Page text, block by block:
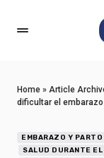
Home » Article
dificultar el embarazo
EMBARAZO Y PARTO
SALUD DURANTE EL